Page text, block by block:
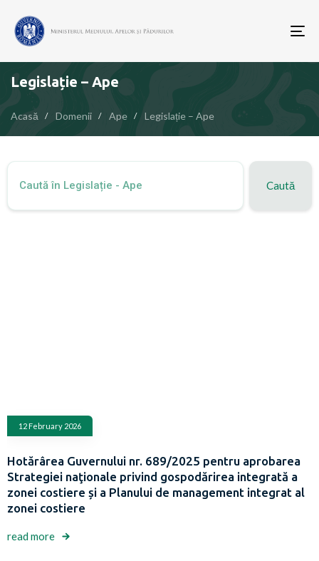
Legislație – Ape
Acasă Domenii Ape Legislație – Ape
Caută
12 February 2026
Hotărârea Guvernului nr. 689/2025 pentru aprobarea
Strategiei naţionale privind gospodărirea integrată a
zonei costiere și a Planului de management integrat al
zonei costiere
read more